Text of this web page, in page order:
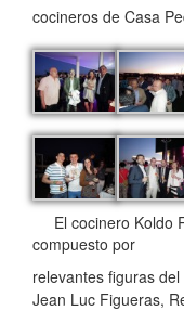
cocineros de Casa
El cocinero Koldo
compuesto por
relevantes figuras
Jean Luc Figueras,